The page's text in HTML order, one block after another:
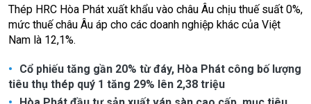
Thép HRC Hòa Phát xuất khẩu vào châu Âu chịu thuế suất 0%,
mức thuế châu Âu áp cho các doanh nghiệp khác của Việt
Nam là 12,1%.
Cổ phiếu tăng gần 20% từ đáy, Hòa Phát công bố lượng
tiêu thụ thép quý 1 tăng 29% lên 2,38 triệu